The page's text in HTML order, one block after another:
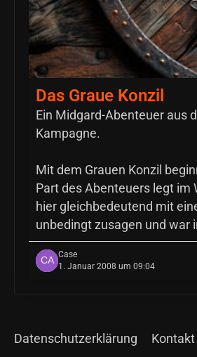
Das Graue Konzil
Ein Midgard-Abenteuer aus
Kampagne.
Mit dem Grauen Konzil
Part des Abenteuers legt
hier gleichbedeutend mit
unbedingt zusagen und war
Case
1. Januar 2008 um 09:04
Datenschutzerklärung Kontakt